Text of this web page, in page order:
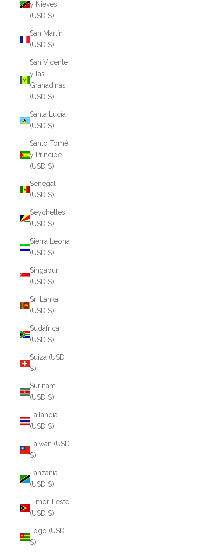
y Nieves
(USD $)
San Martín
(USD $)
San Vicente
y las
Granadinas
(USD $)
Santa Lucía
(USD $)
Santo Tomé
y Príncipe
(USD $)
Senegal
(USD $)
Seychelles
(USD $)
Sierra Leona
(USD $)
Singapur
(USD $)
Sri Lanka
(USD $)
Sudáfrica
(USD $)
Suiza (USD
$)
Surinam
(USD $)
Tailandia
(USD $)
Taiwán (USD
$)
Tanzania
(USD $)
Timor-Leste
(USD $)
Togo (USD
$)